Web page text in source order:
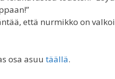
että nurmikko on
osa asuu täällä.